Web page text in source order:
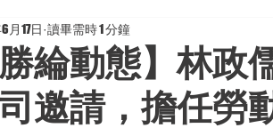
勝綸動態】林政
邀請，擔任勞
月17日 讀畢需時 1 分鐘